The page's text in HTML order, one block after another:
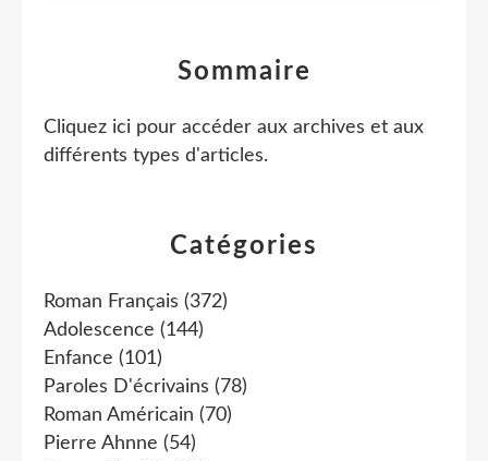
Catégories
Roman Français (372)
Adolescence (144)
Enfance (101)
Paroles D'écrivains (78)
Roman Américain (70)
Pierre Ahnne (54)
Sommaire
Cliquez ici pour accéder aux archives et aux
différents types d'articles.